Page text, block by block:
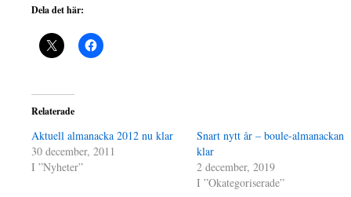
Dela det här:
Relaterade
Aktuell almanacka 2012 nu klar
30 december, 2011
I ”Nyheter”
Snart nytt år – boule-almanackan
klar
2 december, 2019
I ”Okategoriserade”